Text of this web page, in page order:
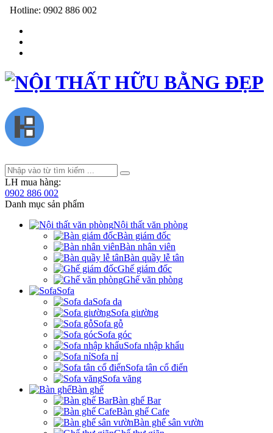
Hotline: 0902 886 002
LH mua hàng:
0902 886 002
Danh mục sản phẩm
Nội thất văn phòng
Bàn giám đốc
Bàn nhân viên
Bàn quầy lễ tân
Ghế giám đốc
Ghế văn phòng
Sofa
Sofa da
Sofa giường
Sofa gỗ
Sofa góc
Sofa nhập khẩu
Sofa nỉ
Sofa tân cổ điển
Sofa văng
Bàn ghế
Bàn ghế Bar
Bàn ghế Cafe
Bàn ghế sân vườn